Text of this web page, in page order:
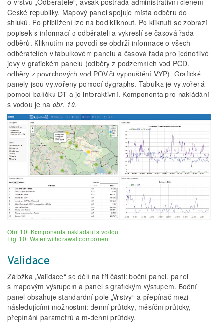
České republiky. Mapový panel spojuje místa odběru do
shluků. Po přiblížení lze na bod kliknout. Po kliknutí se zobrazí
popisek s informací o odběrateli a vykreslí se časová řada
odběrů. Kliknutím na povodí se obdrží informace o všech
odběratelích v tabulkovém panelu a časová řada pro jednotlivé
jevy v grafickém panelu (odběry z podzemních vod POD,
odběry z povrchových vod POV či vypouštění VYP). Grafické
panely jsou vytvořeny pomocí dygraphs. Tabulka je vytvořená
pomocí balíčku DT a je interaktivní. Komponenta pro nakládání
s vodou je na obr. 10.
Obr. 10. Komponenta nakládání s vodou
Fig. 10. Water withdrawal component
Validace
Záložka „Validace“ se dělí na tři části: boční panel, panel
s mapovým výstupem a panel s grafickým výstupem. Boční
panel obsahuje standardní pole „Vrstvy“ a přepínač mezi
následujícími možnostmi: denní průtoky, měsíční průtoky,
přepínání parametrů a m-denní průtoky.